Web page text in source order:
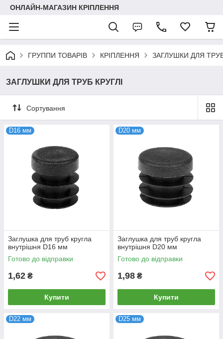
ОНЛАЙН-МАГАЗИН КРІПЛЕННЯ
ГРУППИ ТОВАРІВ КРІПЛЕННЯ ЗАГЛУШКИ ДЛЯ
ЗАГЛУШКИ ДЛЯ ТРУБ КРУГЛІ
Сортування
D16 мм
Заглушка для труб кругла
внутрішня D16 мм
Готово до відправки
1,62 ₴
Купити
D20 мм
Заглушка для труб кругла
внутрішня D20 мм
Готово до відправки
1,98 ₴
Купити
D22 мм D25 мм